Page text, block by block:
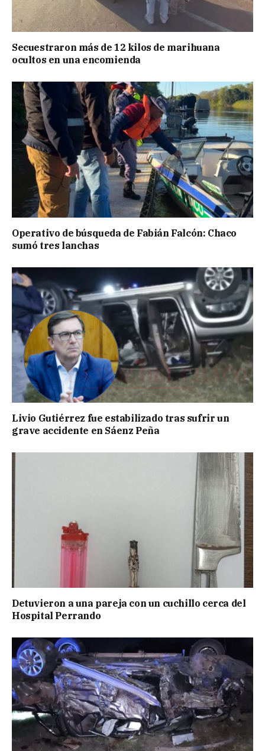
Secuestraron más de 12 kilos de marihuana
ocultos en una encomienda
Operativo de búsqueda de Fabián Falcón: Chaco
sumó tres lanchas
Livio Gutiérrez fue estabilizado tras sufrir un
grave accidente en Sáenz Peña
Detuvieron a una pareja con un cuchillo cerca del
Hospital Perrando